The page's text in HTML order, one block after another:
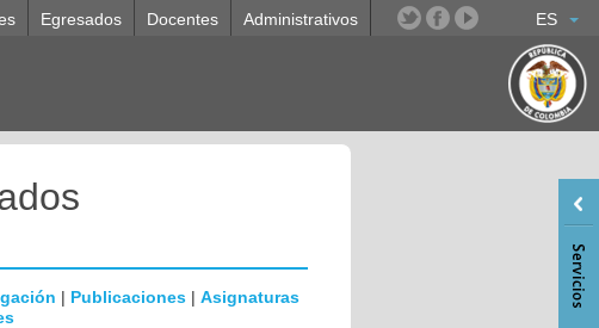
ES
Egresados Docentes Administrativos
| Publicaciones | Asignaturas